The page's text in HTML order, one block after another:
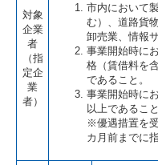
対象
企業
者
（指
定企
業
者）
市内において
む）、道路貨
卸売業、情報
事業開始時に
格（賃借料を
であること。
事業開始時に
以上であること
※優遇措置を
カ月前までに